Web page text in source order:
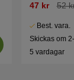
47 kr 52
Best. vara.
Skickas om 2-
5 vardagar